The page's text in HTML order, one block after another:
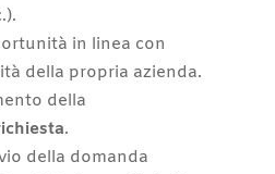
in linea con
della propria azienda.
della
.
della domanda